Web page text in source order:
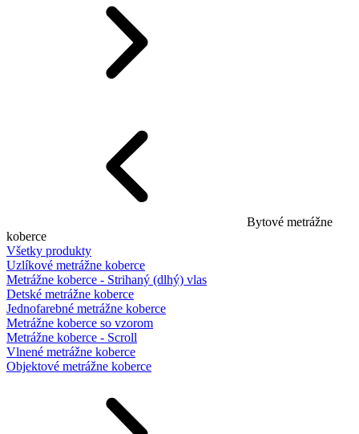
Bytové metrážne
koberce
Všetky produkty
Uzlíkové metrážne koberce
Metrážne koberce - Strihaný (dlhý) vlas
Detské metrážne koberce
Jednofarebné metrážne koberce
Metrážne koberce so vzorom
Metrážne koberce - Scroll
Vlnené metrážne koberce
Objektové metrážne koberce